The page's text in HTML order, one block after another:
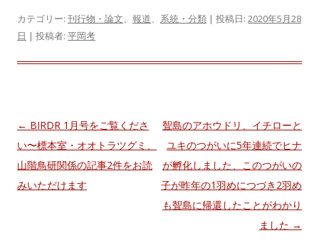
カテゴリー: 刊行物・論文、 報道、 系統・分類 | 投稿日: 2020年5月28
日 | 投稿者: 平岡考
投
稿
ナ
ビ
← BIRDR 1月号をご覧くださ
い〜標本室・オオトラツグミ、
山階鳥研関係の記事2件をお読
みいただけます
聟島のアホウドリ、イチローと
ユキのつがいに5年連続でヒナ
が孵化しました、このつがいの
子が昨年の1羽めにつづき2羽め
も聟島に帰還したことがわかり
ました →